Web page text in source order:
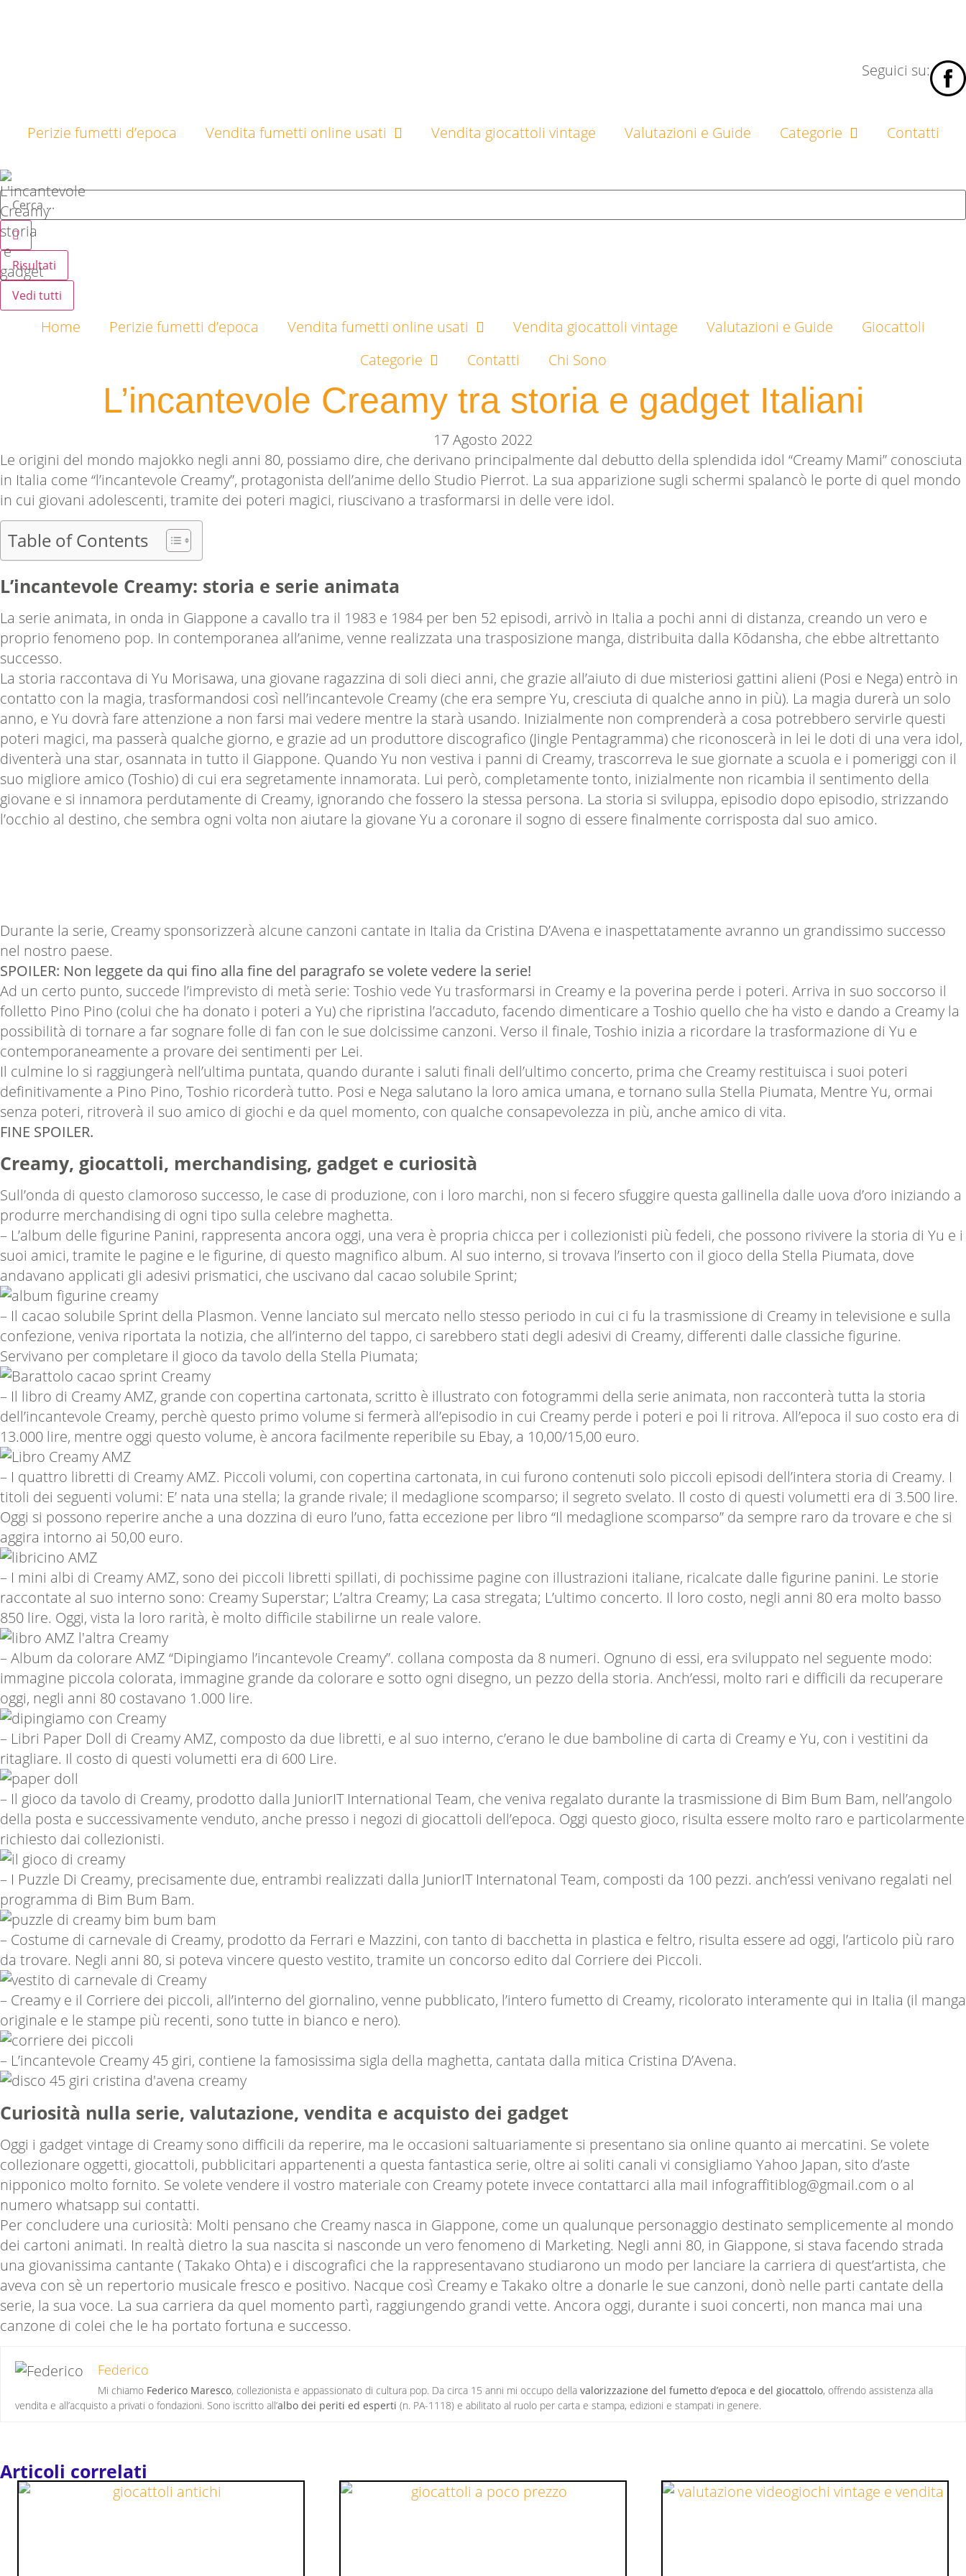
Seguici su:
Perizie fumetti d’epoca Vendita fumetti online usati Vendita giocattoli vintage Valutazioni e Guide Categorie Contatti
Risultati
Vedi tutti
Home Perizie fumetti d’epoca Vendita fumetti online usati Vendita giocattoli vintage Valutazioni e Guide
Giocattoli
Categorie
Contatti Chi Sono
L’incantevole Creamy tra storia e gadget Italiani
17 Agosto 2022
Le origini del mondo majokko negli anni 80, possiamo dire, che derivano principalmente dal debutto della splendida idol “Creamy Mami” conosciuta
in Italia come “l’incantevole Creamy”, protagonista dell’anime dello Studio Pierrot. La sua apparizione sugli schermi spalancò le porte di quel mondo
in cui giovani adolescenti, tramite dei poteri magici, riuscivano a trasformarsi in delle vere idol.
Table of Contents
L’incantevole Creamy: storia e serie animata
La serie animata, in onda in Giappone a cavallo tra il 1983 e 1984 per ben 52 episodi, arrivò in Italia a pochi anni di distanza, creando un vero e
proprio fenomeno pop. In contemporanea all’anime, venne realizzata una trasposizione manga, distribuita dalla Kōdansha, che ebbe altrettanto
successo.
La storia raccontava di Yu Morisawa, una giovane ragazzina di soli dieci anni, che grazie all’aiuto di due misteriosi gattini alieni (Posi e Nega) entrò in
contatto con la magia, trasformandosi così nell’incantevole Creamy (che era sempre Yu, cresciuta di qualche anno in più). La magia durerà un solo
anno, e Yu dovrà fare attenzione a non farsi mai vedere mentre la starà usando. Inizialmente non comprenderà a cosa potrebbero servirle questi
poteri magici, ma passerà qualche giorno, e grazie ad un produttore discografico (Jingle Pentagramma) che riconoscerà in lei le doti di una vera idol,
diventerà una star, osannata in tutto il Giappone. Quando Yu non vestiva i panni di Creamy, trascorreva le sue giornate a scuola e i pomeriggi con il
suo migliore amico (Toshio) di cui era segretamente innamorata. Lui però, completamente tonto, inizialmente non ricambia il sentimento della
giovane e si innamora perdutamente di Creamy, ignorando che fossero la stessa persona. La storia si sviluppa, episodio dopo episodio, strizzando
l’occhio al destino, che sembra ogni volta non aiutare la giovane Yu a coronare il sogno di essere finalmente corrisposta dal suo amico.
Durante la serie, Creamy sponsorizzerà alcune canzoni cantate in Italia da Cristina D’Avena e inaspettatamente avranno un grandissimo successo
nel nostro paese.
SPOILER: Non leggete da qui fino alla fine del paragrafo se volete vedere la serie!
Ad un certo punto, succede l’imprevisto di metà serie: Toshio vede Yu trasformarsi in Creamy e la poverina perde i poteri. Arriva in suo soccorso il
folletto Pino Pino (colui che ha donato i poteri a Yu) che ripristina l’accaduto, facendo dimenticare a Toshio quello che ha visto e dando a Creamy la
possibilità di tornare a far sognare folle di fan con le sue dolcissime canzoni. Verso il finale, Toshio inizia a ricordare la trasformazione di Yu e
contemporaneamente a provare dei sentimenti per Lei.
Il culmine lo si raggiungerà nell’ultima puntata, quando durante i saluti finali dell’ultimo concerto, prima che Creamy restituisca i suoi poteri
definitivamente a Pino Pino, Toshio ricorderà tutto. Posi e Nega salutano la loro amica umana, e tornano sulla Stella Piumata, Mentre Yu, ormai
senza poteri, ritroverà il suo amico di giochi e da quel momento, con qualche consapevolezza in più, anche amico di vita.
FINE SPOILER.
Creamy, giocattoli, merchandising, gadget e curiosità
Sull’onda di questo clamoroso successo, le case di produzione, con i loro marchi, non si fecero sfuggire questa gallinella dalle uova d’oro iniziando a
produrre merchandising di ogni tipo sulla celebre maghetta.
– L’album delle figurine Panini, rappresenta ancora oggi, una vera è propria chicca per i collezionisti più fedeli, che possono rivivere la storia di Yu e i
suoi amici, tramite le pagine e le figurine, di questo magnifico album. Al suo interno, si trovava l’inserto con il gioco della Stella Piumata, dove
andavano applicati gli adesivi prismatici, che uscivano dal cacao solubile Sprint;
– Il cacao solubile Sprint della Plasmon. Venne lanciato sul mercato nello stesso periodo in cui ci fu la trasmissione di Creamy in televisione e sulla
confezione, veniva riportata la notizia, che all’interno del tappo, ci sarebbero stati degli adesivi di Creamy, differenti dalle classiche figurine.
Servivano per completare il gioco da tavolo della Stella Piumata;
– Il libro di Creamy AMZ, grande con copertina cartonata, scritto è illustrato con fotogrammi della serie animata, non racconterà tutta la storia
dell’incantevole Creamy, perchè questo primo volume si fermerà all’episodio in cui Creamy perde i poteri e poi li ritrova. All’epoca il suo costo era di
13.000 lire, mentre oggi questo volume, è ancora facilmente reperibile su Ebay, a 10,00/15,00 euro.
– I quattro libretti di Creamy AMZ. Piccoli volumi, con copertina cartonata, in cui furono contenuti solo piccoli episodi dell’intera storia di Creamy. I
titoli dei seguenti volumi: E’ nata una stella; la grande rivale; il medaglione scomparso; il segreto svelato. Il costo di questi volumetti era di 3.500 lire.
Oggi si possono reperire anche a una dozzina di euro l’uno, fatta eccezione per libro “Il medaglione scomparso” da sempre raro da trovare e che si
aggira intorno ai 50,00 euro.
– I mini albi di Creamy AMZ, sono dei piccoli libretti spillati, di pochissime pagine con illustrazioni italiane, ricalcate dalle figurine panini. Le storie
raccontate al suo interno sono: Creamy Superstar; L’altra Creamy; La casa stregata; L’ultimo concerto. Il loro costo, negli anni 80 era molto basso
850 lire. Oggi, vista la loro rarità, è molto difficile stabilirne un reale valore.
– Album da colorare AMZ “Dipingiamo l’incantevole Creamy”. collana composta da 8 numeri. Ognuno di essi, era sviluppato nel seguente modo:
immagine piccola colorata, immagine grande da colorare e sotto ogni disegno, un pezzo della storia. Anch’essi, molto rari e difficili da recuperare
oggi, negli anni 80 costavano 1.000 lire.
– Libri Paper Doll di Creamy AMZ, composto da due libretti, e al suo interno, c’erano le due bamboline di carta di Creamy e Yu, con i vestitini da
ritagliare. Il costo di questi volumetti era di 600 Lire.
– Il gioco da tavolo di Creamy, prodotto dalla JuniorIT International Team, che veniva regalato durante la trasmissione di Bim Bum Bam, nell’angolo
della posta e successivamente venduto, anche presso i negozi di giocattoli dell’epoca. Oggi questo gioco, risulta essere molto raro e particolarmente
richiesto dai collezionisti.
– I Puzzle Di Creamy, precisamente due, entrambi realizzati dalla JuniorIT Internatonal Team, composti da 100 pezzi. anch’essi venivano regalati nel
programma di Bim Bum Bam.
– Costume di carnevale di Creamy, prodotto da Ferrari e Mazzini, con tanto di bacchetta in plastica e feltro, risulta essere ad oggi, l’articolo più raro
da trovare. Negli anni 80, si poteva vincere questo vestito, tramite un concorso edito dal Corriere dei Piccoli.
– Creamy e il Corriere dei piccoli, all’interno del giornalino, venne pubblicato, l’intero fumetto di Creamy, ricolorato interamente qui in Italia (il manga
originale e le stampe più recenti, sono tutte in bianco e nero).
– L’incantevole Creamy 45 giri, contiene la famosissima sigla della maghetta, cantata dalla mitica Cristina D’Avena.
Curiosità nulla serie, valutazione, vendita e acquisto dei gadget
Oggi i gadget vintage di Creamy sono difficili da reperire, ma le occasioni saltuariamente si presentano sia online quanto ai mercatini. Se volete
collezionare oggetti, giocattoli, pubblicitari appartenenti a questa fantastica serie, oltre ai soliti canali vi consigliamo Yahoo Japan, sito d’aste
nipponico molto fornito. Se volete vendere il vostro materiale con Creamy potete invece contattarci alla mail infograffitiblog@gmail.com o al
numero whatsapp sui contatti.
Per concludere una curiosità: Molti pensano che Creamy nasca in Giappone, come un qualunque personaggio destinato semplicemente al mondo
dei cartoni animati. In realtà dietro la sua nascita si nasconde un vero fenomeno di Marketing. Negli anni 80, in Giappone, si stava facendo strada
una giovanissima cantante ( Takako Ohta) e i discografici che la rappresentavano studiarono un modo per lanciare la carriera di quest’artista, che
aveva con sè un repertorio musicale fresco e positivo. Nacque così Creamy e Takako oltre a donarle le sue canzoni, donò nelle parti cantate della
serie, la sua voce. La sua carriera da quel momento partì, raggiungendo grandi vette. Ancora oggi, durante i suoi concerti, non manca mai una
canzone di colei che le ha portato fortuna e successo.
Federico
Mi chiamo Federico Maresco, collezionista e appassionato di cultura pop. Da circa 15 anni mi occupo della valorizzazione del fumetto d’epoca e del giocattolo, offrendo assistenza alla
vendita e all’acquisto a privati o fondazioni. Sono iscritto all’albo dei periti ed esperti (n. PA-1118) e abilitato al ruolo per carta e stampa, edizioni e stampati in genere.
Articoli correlati